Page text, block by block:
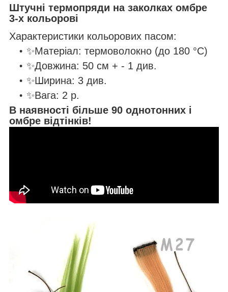
Штучні термопряди на заколках омбре
3-х кольорові
Характеристики кольорових пасом:
✨Матеріал: термоволокно (до 180 °C)
✨Довжина: 50 см + - 1 див.
✨Ширина: 3 див.
✨Вага: 2 р.
В наявності більше 90 однотонних і
омбре відтінків!